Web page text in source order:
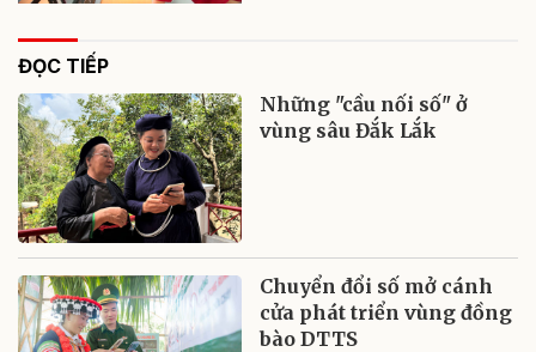
ĐỌC TIẾP
Những "cầu nối số" ở
vùng sâu Đắk Lắk
Chuyển đổi số mở cánh
cửa phát triển vùng đồng
bào DTTS